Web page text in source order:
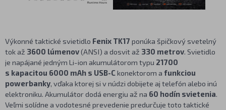
Výkonné taktické svietidlo Fenix TK17 ponúka špičkový svetelný
tok až 3600 lúmenov(ANSI) a dosvit až 330 metrov. Svietidlo
je napájané jedným Li-ion akumulátorom typu 21700
s kapacitou 6000 mAh s USB-Ckonektorom a funkciou
powerbanky, vďaka ktorej si v núdzi dobijete aj telefón alebo inú
elektroniku. Akumulátor dodá energiu až na 60 hodín svietenia.
Veľmi solídne a vodotesné prevedenie predurčuje toto taktické